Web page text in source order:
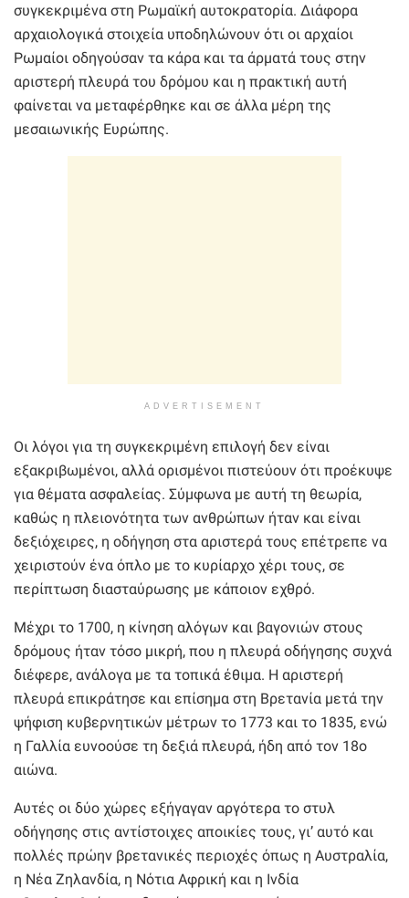
συγκεκριμένα στη Ρωμαϊκή αυτοκρατορία. Διάφορα
αρχαιολογικά στοιχεία υποδηλώνουν ότι οι αρχαίοι
Ρωμαίοι οδηγούσαν τα κάρα και τα άρματά τους στην
αριστερή πλευρά του δρόμου και η πρακτική αυτή
φαίνεται να μεταφέρθηκε και σε άλλα μέρη της
μεσαιωνικής Ευρώπης.
ADVERTISEMENT
Οι λόγοι για τη συγκεκριμένη επιλογή δεν είναι
εξακριβωμένοι, αλλά ορισμένοι πιστεύουν ότι προέκυψε
για θέματα ασφαλείας. Σύμφωνα με αυτή τη θεωρία,
καθώς η πλειονότητα των ανθρώπων ήταν και είναι
δεξιόχειρες, η οδήγηση στα αριστερά τους επέτρεπε να
χειριστούν ένα όπλο με το κυρίαρχο χέρι τους, σε
περίπτωση διασταύρωσης με κάποιον εχθρό.
Μέχρι το 1700, η κίνηση αλόγων και βαγονιών στους
δρόμους ήταν τόσο μικρή, που η πλευρά οδήγησης συχνά
διέφερε, ανάλογα με τα τοπικά έθιμα. Η αριστερή
πλευρά επικράτησε και επίσημα στη Βρετανία μετά την
ψήφιση κυβερνητικών μέτρων το 1773 και το 1835, ενώ
η Γαλλία ευνοούσε τη δεξιά πλευρά, ήδη από τον 18ο
αιώνα.
Αυτές οι δύο χώρες εξήγαγαν αργότερα το στυλ
οδήγησης στις αντίστοιχες αποικίες τους, γι’ αυτό και
πολλές πρώην βρετανικές περιοχές όπως η Αυστραλία,
η Νέα Ζηλανδία, η Νότια Αφρική και η Ινδία